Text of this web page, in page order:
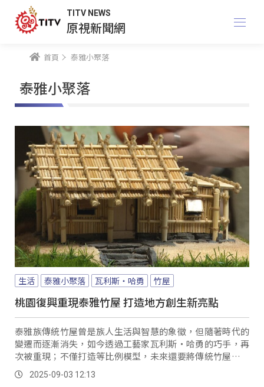
TITV NEWS
原視新聞網
首頁 泰雅小聚落
泰雅小聚落
生活 泰雅小聚落 瓦利斯‧哈勇 竹屋
桃園復興重現泰雅竹屋 打造地方創生新亮點
泰雅族傳統竹屋曾是族人生活與智慧的象徵，但隨著時代的
變遷而逐漸消失，如今透過工藝家瓦利斯‧哈勇的巧手，再
次被重現；不僅打造等比例模型，未來還要將傳統竹屋成為
桃園復興區文化傳承的重要媒介。
2025-09-03 12:13